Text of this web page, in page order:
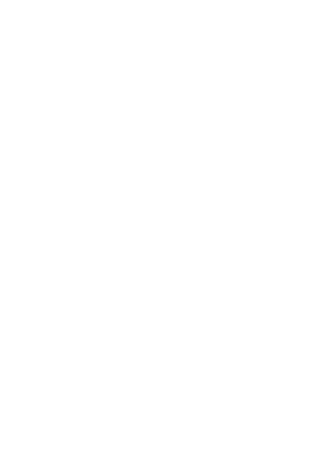
after start.
lib/systemd/sys